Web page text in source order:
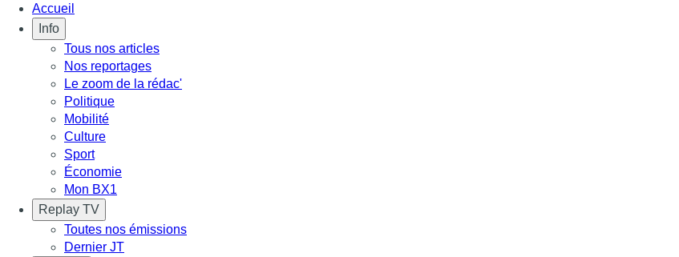
Accueil
Info
Tous nos articles
Nos reportages
Le zoom de la rédac'
Politique
Mobilité
Culture
Sport
Économie
Mon BX1
Replay TV
Toutes nos émissions
Dernier JT